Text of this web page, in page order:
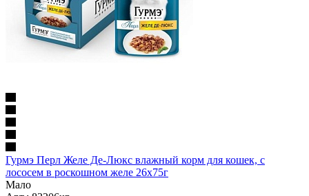
Гурмэ Перл Желе Де-Люкс влажный корм для кошек, с
лососем в роскошном желе 26х75г
Мало